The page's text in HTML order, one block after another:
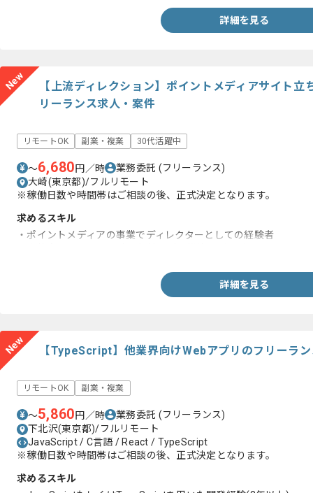
詳細を見る
New
【上流ディレクション】ポイントメディアサイト
リーランス求人・案件
リモートOK 副業・複業 30代活躍中
〜6,680円／時 業務委託 (フリーランス)
大崎(東京都)/フルリモート
※稼働日数や時間帯はご相談の後、正式決定となります。
求めるスキル
・ポイントメディアの事業でディレクターとしての経験者
詳細を見る
New 【TypeScript】他業界向けWebアプリのフリーラ
リモートOK 副業・複業
〜5,860円／時 業務委託 (フリーランス)
下北沢(東京都)/フルリモート
JavaScript / C言語 / React / TypeScript
※稼働日数や時間帯はご相談の後、正式決定となります。
求めるスキル